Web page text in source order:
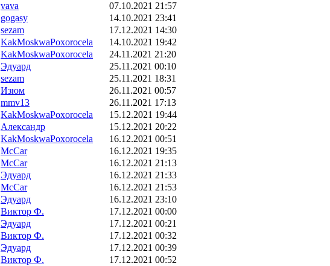
vava
07.10.2021 21:57
gogasy
14.10.2021 23:41
sezam
17.12.2021 14:30
KakMoskwaPoxorocela
14.10.2021 19:42
KakMoskwaPoxorocela
24.11.2021 21:20
Эдуард
25.11.2021 00:10
sezam
25.11.2021 18:31
Изюм
26.11.2021 00:57
mmv13
26.11.2021 17:13
KakMoskwaPoxorocela
15.12.2021 19:44
Александр
15.12.2021 20:22
KakMoskwaPoxorocela
16.12.2021 00:51
McCar
16.12.2021 19:35
McCar
16.12.2021 21:13
Эдуард
16.12.2021 21:33
McCar
16.12.2021 21:53
Эдуард
16.12.2021 23:10
Виктор Ф.
17.12.2021 00:00
Эдуард
17.12.2021 00:21
Виктор Ф.
17.12.2021 00:32
Эдуард
17.12.2021 00:39
Виктор Ф.
17.12.2021 00:52